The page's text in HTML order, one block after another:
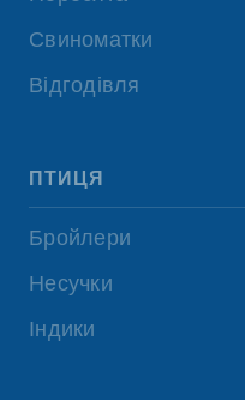
Свиноматки
Відгодівля
ПТИЦЯ
Бройлери
Несучки
Індики